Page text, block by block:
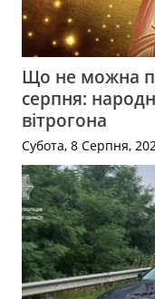
Що не можна
серпня:
вітрогона
Субота, 8 Серпня,